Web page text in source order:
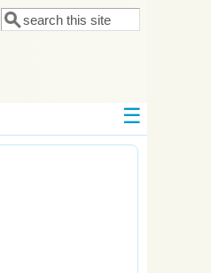
Форма поиска
Поиск